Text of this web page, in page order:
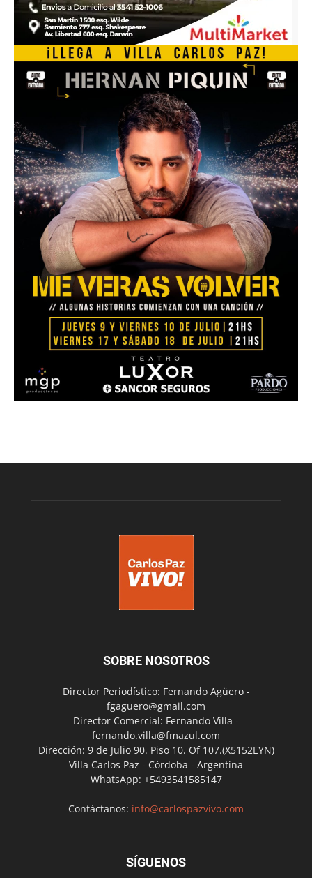
SOBRE NOSOTROS
Director Periodístico: Fernando Agüero -
fgaguero@gmail.com
Director Comercial: Fernando Villa -
fernando.villa@fmazul.com
Dirección: 9 de Julio 90. Piso 10. Of 107.(X5152EYN)
Villa Carlos Paz - Córdoba - Argentina
WhatsApp: +5493541585147
Contáctanos: info@carlospazvivo.com
SÍGUENOS